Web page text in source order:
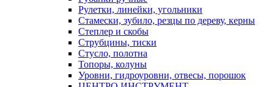
Рулетки, линейки, угольники
Стамески, зубило, резцы по дереву, керны
Степлер и скобы
Струбцины, тиски
Стусло, полотна
Топоры, колуны
Уровни, гидроуровни, отвесы, порошок